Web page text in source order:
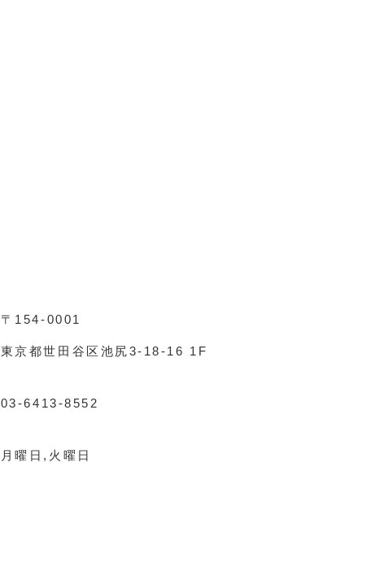
〒154-0001
東京都世田谷区池尻3-18-16 1F
03-6413-8552
月曜日,火曜日